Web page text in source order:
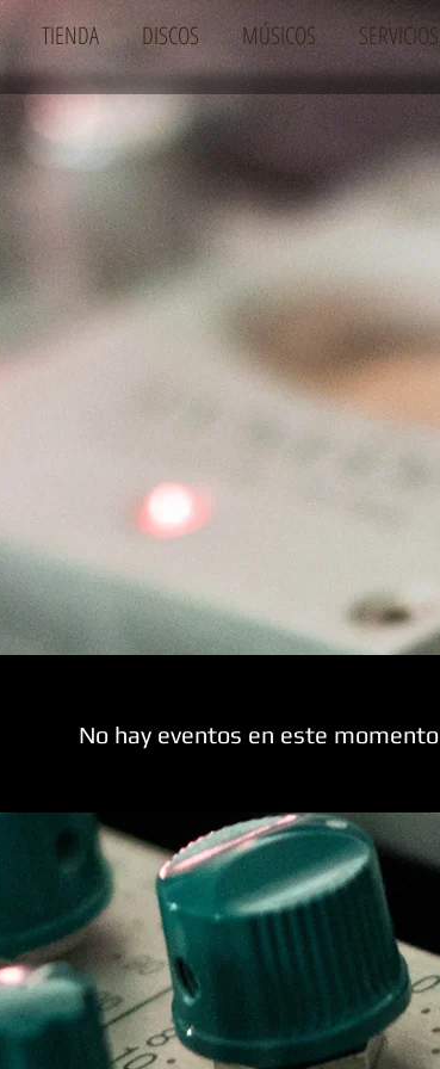
TIENDA DISCOS MÚSICOS SERVICIOS
No hay eventos en este momento